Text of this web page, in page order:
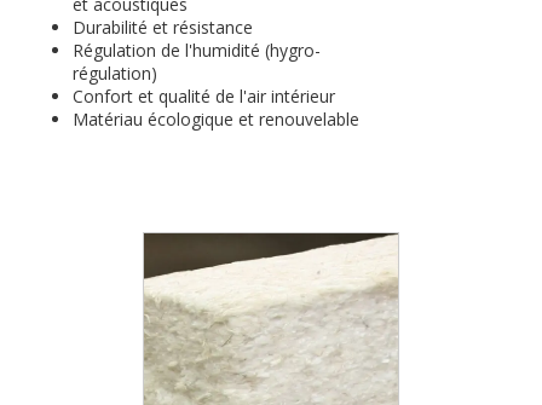
Durabilité et résistance
Régulation de l'humidité (hygro-
régulation)
Confort et qualité de l'air intérieur
Matériau écologique et renouvelable